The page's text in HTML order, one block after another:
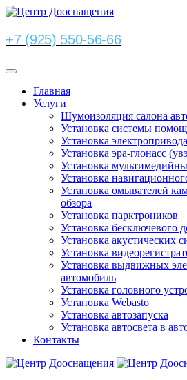
+7 (925) 550-56-66
Главная
Услуги
Шумоизоляция салона
Установка системы
Установка
Установка эра-глонасс
Установка
Установка
Установка омывателей
обзора
Установка парктроников
Установка бесключевого
Установка акустических
Установка
Установка выдвижных
автомобиль
Установка головного
Установка Webasto
Установка автозапуска
Установка автосвета в
Контакты